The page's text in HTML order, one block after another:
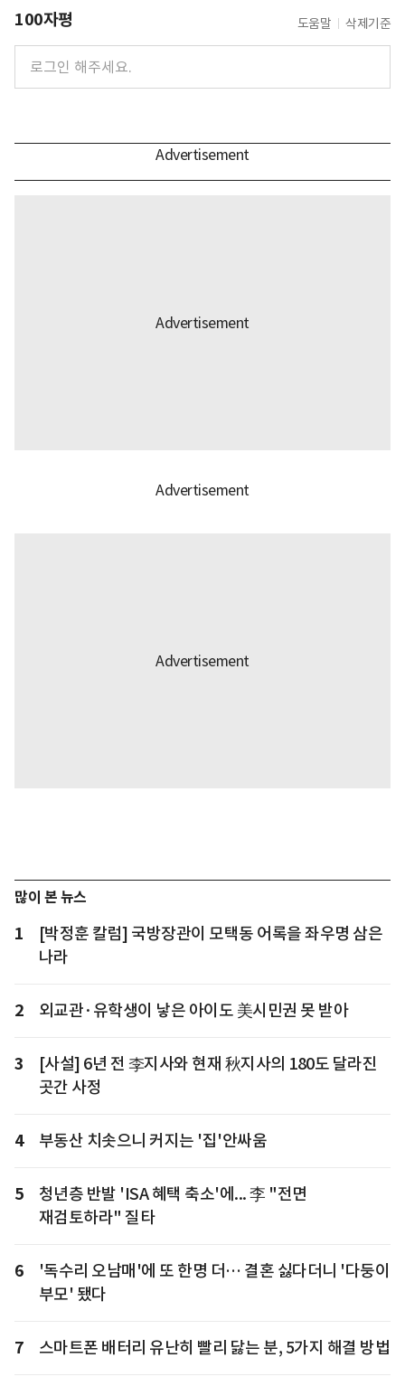
100자평 도움말 삭제기준
많이 본 뉴스
1
[박정훈 칼럼] 국방장관이 모택동 어록을 좌우명 삼은
나라
2 외교관·유학생이 낳은 아이도 美시민권 못 받아
3
[사설] 6년 전 李지사와 현재 秋지사의 180도 달라진
곳간 사정
4 부동산 치솟으니 커지는 '집'안싸움
5
청년층 반발 'ISA 혜택 축소'에... 李 "전면
재검토하라" 질타
6
'독수리 오남매'에 또 한명 더… 결혼 싫다더니 '다둥이
부모' 됐다
7 스마트폰 배터리 유난히 빨리 닳는 분, 5가지 해결 방법